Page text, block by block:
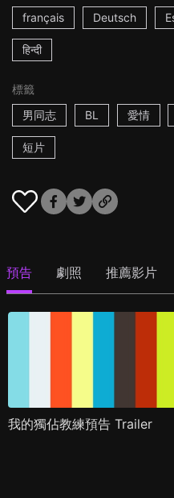
français Deutsch
हिन्दी
標籤
男同志
BL 愛情
短片
預告 劇照 推薦影片
我的獨佔教練預告 Trailer